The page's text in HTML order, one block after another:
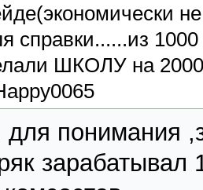
справки......из
ШКОЛУ на
для понимания
зарабатывал